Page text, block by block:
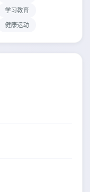
学习教育
健康运动